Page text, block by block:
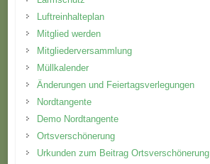
Luftreinhalteplan
Mitglied werden
Mitgliederversammlung
Müllkalender
Änderungen und Feiertagsverlegungen
Nordtangente
Demo Nordtangente
Ortsverschönerung
Urkunden zum Beitrag Ortsverschönerung